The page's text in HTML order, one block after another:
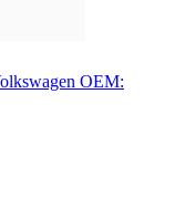
ОЕМ: